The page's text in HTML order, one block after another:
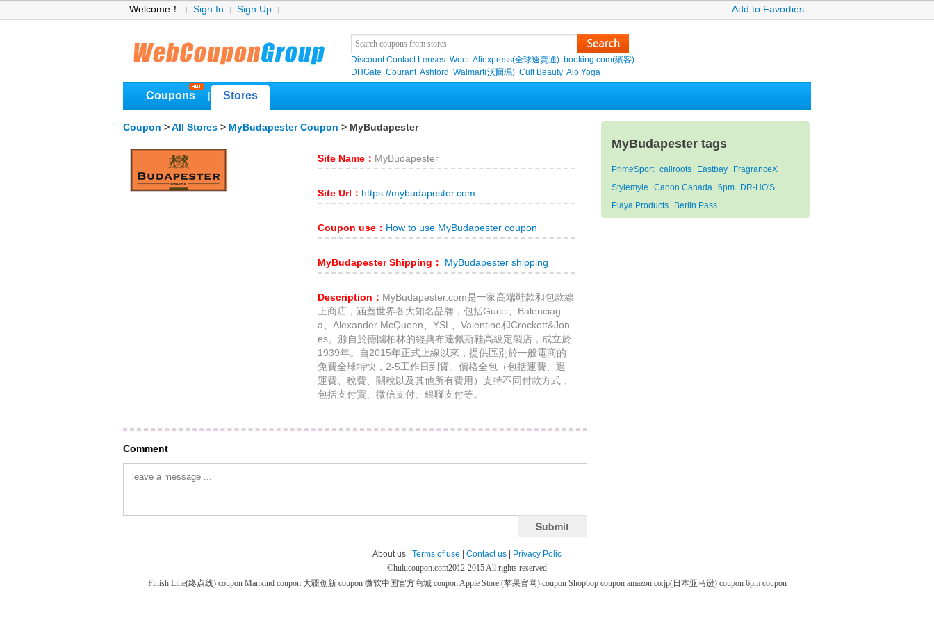
Welcome！ Sign In Sign Up Add to Favorties
Discount Contact Lenses Woot Aliexpress(全球速賣通) booking.com(繽客)
DHGate Courant Ashford Walmart(沃爾瑪) Cult Beauty Alo Yoga
Coupons Stores
Coupon > All Stores > MyBudapester Coupon > MyBudapester
Site Name： MyBudapester
Site Url： https://mybudapester.com
Coupon use： How to use MyBudapester coupon
MyBudapester Shipping： MyBudapester shipping
Description： MyBudapester.com是一家高端鞋款和包款線
上商店，涵蓋世界各大知名品牌，包括Gucci、Balenciag
a、Alexander McQueen、YSL、Valentino和Crockett&Jon
es。源自於德國柏林的經典布達佩斯鞋高級定製店，成立於
1939年。自2015年正式上線以來，提供區別於一般電商的
免費全球特快，2-5工作日到貨。價格全包（包括運費、退
運費、稅費、關稅以及其他所有費用）支持不同付款方式，
包括支付寶、微信支付、銀聯支付等。
Comment
Submit
MyBudapester tags
PrimeSport caliroots Eastbay
FragranceX
Stylemyle
Canon Canada 6pm
DR-HO'S
Playa Products
Berlin Pass
About us | Terms of use Contact us
Privacy Polic
©hulucoupon.com2012-2015 All rights reserved
Finish Line(终点线) coupon Mankind coupon 大疆创新 coupon 微软中国官方商城 couponApple Store (苹果官网) coupon Shopbop coupon amazon.co.jp(日本亚马逊) coupon 6pm coupon